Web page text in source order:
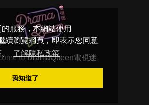
服務，本網站使用
續瀏覽網頁，即表示您同意
了解隱私政策
我知道了
toDramaQueen電視迷